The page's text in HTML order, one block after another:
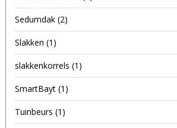
Sedumdak (2)
Slakken (1)
slakkenkorrels (1)
SmartBayt (1)
Tuinbeurs (1)